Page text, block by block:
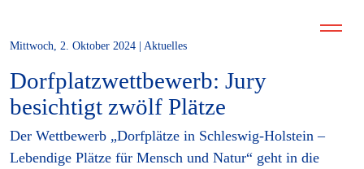
Mittwoch, 2. Oktober 2024 | Aktuelles
Dorfplatzwettbewerb: Jury
besichtigt zwölf Plätze
Der Wettbewerb „Dorfplätze in Schleswig-Holstein –
Lebendige Plätze für Mensch und Natur“ geht in die